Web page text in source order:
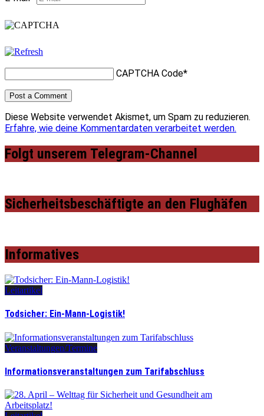
CAPTCHA Code*
Diese Website verwendet Akismet, um Spam zu reduzieren.
Erfahre, wie deine Kommentardaten verarbeitet werden.
Folgt unserem Telegram-Channel
Sicherheitsbeschäftigte an den Flughäfen
Informatives
Leitartikel
Todsicher: Ein-Mann-Logistik!
Veranstaltungen/Termine
Informationsveranstaltungen zum Tarifabschluss